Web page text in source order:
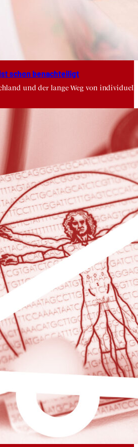
schon benach­tei­ligt
und der lange Weg von